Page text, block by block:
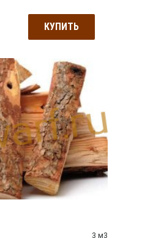
КУПИТЬ
3 м3